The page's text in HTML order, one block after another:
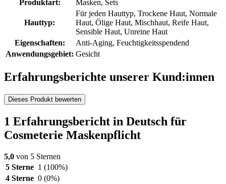
Produktart:
Masken, Sets
Hauttyp:
Für jeden Hauttyp, Trockene Haut, Normale
Haut, Ölige Haut, Mischhaut, Reife Haut,
Sensible Haut, Unreine Haut
Eigenschaften:
Anti-Aging, Feuchtigkeitsspendend
Anwendungsgebiet: Gesicht
Erfahrungsberichte unserer Kund:innen
Dieses Produkt bewerten
1 Erfahrungsbericht in Deutsch für
Cosmeterie Maskenpflicht
5,0 von 5 Sternen
5 Sterne 1 (100%)
4 Sterne 0 (0%)